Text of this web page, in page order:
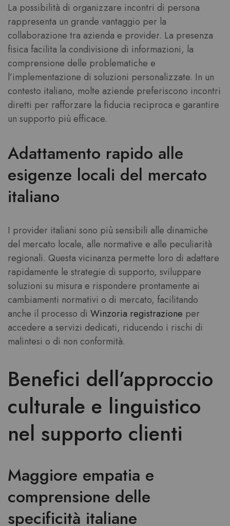
La possibilità di organizzare incontri di persona
rappresenta un grande vantaggio per la
collaborazione tra azienda e provider. La presenza
fisica facilita la condivisione di informazioni, la
comprensione delle problematiche e
l’implementazione di soluzioni personalizzate. In un
contesto italiano, molte aziende preferiscono incontri
diretti per rafforzare la fiducia reciproca e garantire
un supporto più efficace.
Adattamento rapido alle
esigenze locali del mercato
italiano
I provider italiani sono più sensibili alle dinamiche
del mercato locale, alle normative e alle peculiarità
regionali. Questa vicinanza permette loro di adattare
rapidamente le strategie di supporto, sviluppare
soluzioni su misura e rispondere prontamente ai
cambiamenti normativi o di mercato, facilitando
anche il processo di Winzoria registrazione per
accedere a servizi dedicati, riducendo i rischi di
malintesi o di non conformità.
Benefici dell’approccio
culturale e linguistico
nel supporto clienti
Maggiore empatia e
comprensione delle
specificità italiane